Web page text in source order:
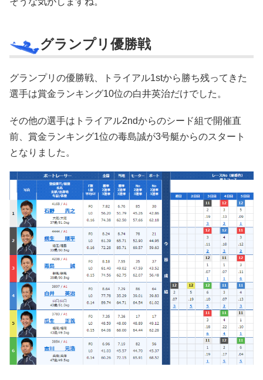
グランプリ優勝戦
グランプリの優勝戦、トライアル1stから勝ち残ってきた
選手は賞金ランキング10位の白井英治だけでした。
その他の選手はトライアル2ndからのシード組で開催直
前、賞金ランキング1位の毒島誠が3号艇からのスタート
となりました。